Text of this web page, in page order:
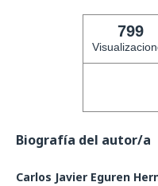
799
Biografía del autor/a
Carlos Javier Eguren